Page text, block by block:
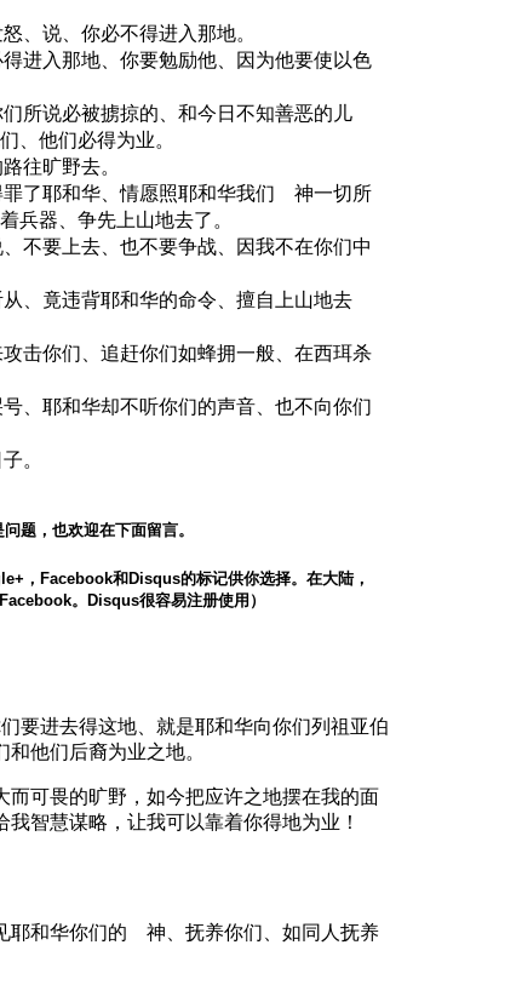
、说、你必不得进入那地。
进入那地、你要勉励他、因为他要使以色
所说必被掳掠的、和今日不知善恶的儿
、他们必得为业。
往旷野去。
罪了耶和华、情愿照耶和华我们 神一切所
兵器、争先上山地去了。
不要上去、也不要争战、因我不在你们中
、竟违背耶和华的命令、擅自上山地去
击你们、追赶你们如蜂拥一般、在西珥杀
、耶和华却不听你们的声音、也不向你们
。
题，也欢迎在下面留言。
，Facebook和Disqus的标记供你选择。在大陆，
。Disqus很容易注册使用）